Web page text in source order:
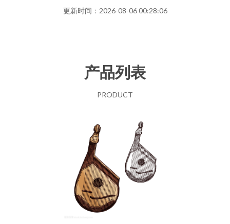
更新时间：2026-08-06 00:28:06
产品列表
PRODUCT